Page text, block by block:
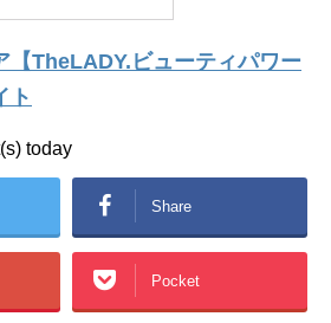
【TheLADY.ビューティパワー
ト
today
Share
Pocket